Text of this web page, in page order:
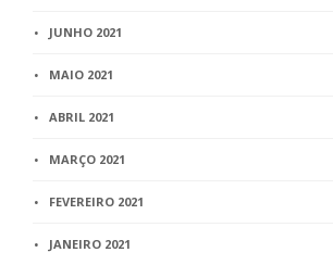
JUNHO 2021
MAIO 2021
ABRIL 2021
MARÇO 2021
FEVEREIRO 2021
JANEIRO 2021